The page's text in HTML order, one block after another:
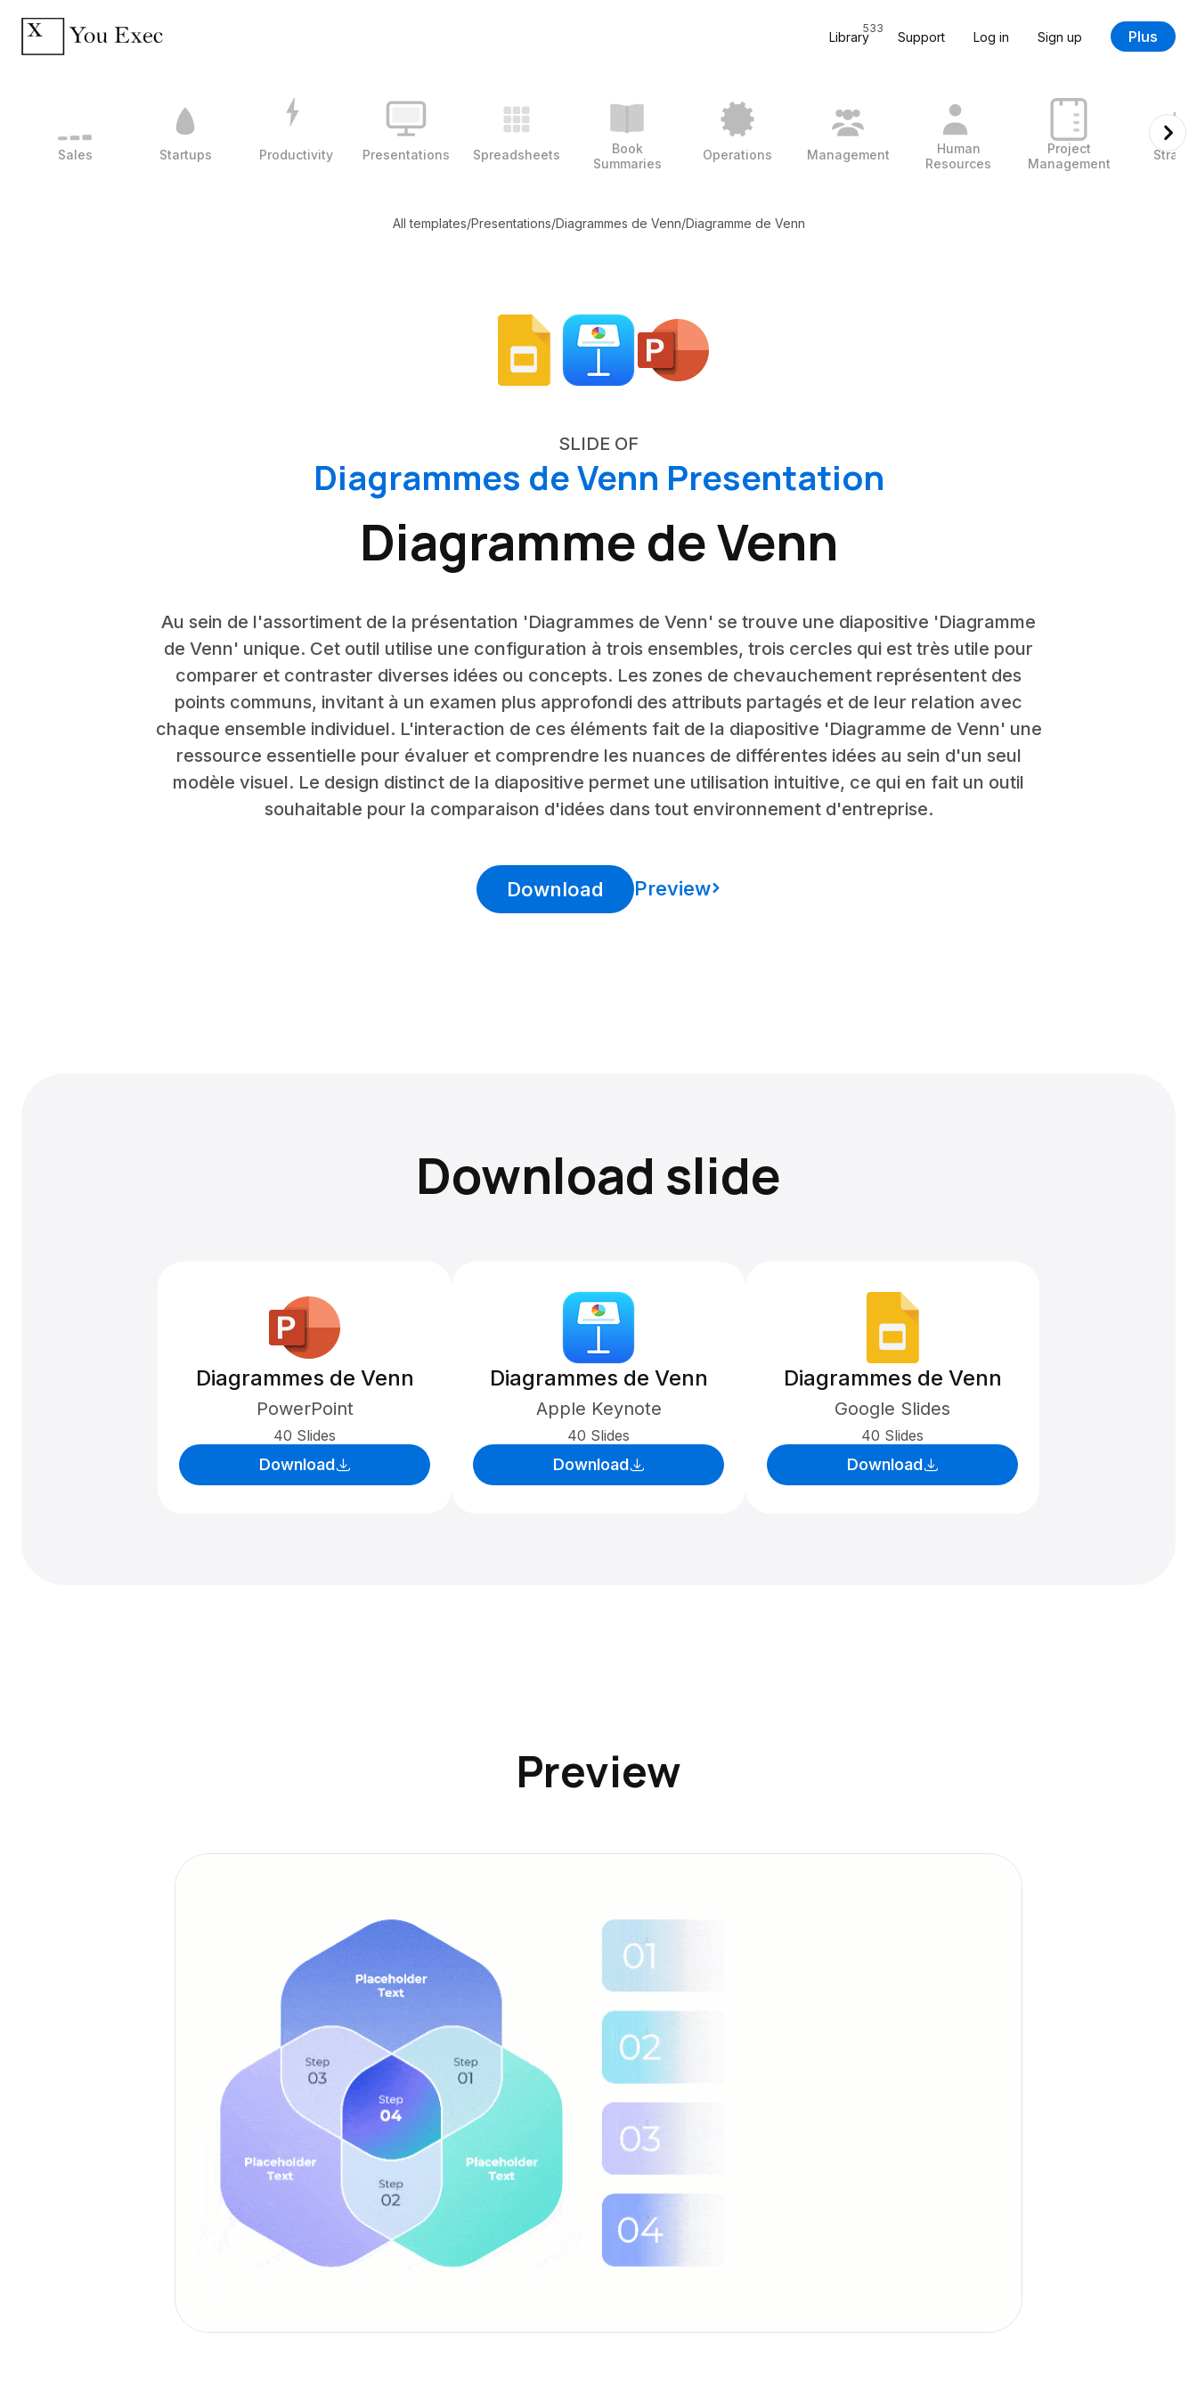
Library
533
Support Log in Sign up Plus
Sales Startups Productivity Presentations Spreadsheets
Book
Summaries
Operations Management
Human
Resources
Project
Management
All templates/Presentations/Diagrammes de Venn/Diagramme de Venn
SLIDE OF
Diagrammes de Venn Presentation
Diagramme de Venn
Au sein de l'assortiment de la présentation 'Diagrammes de Venn' se trouve une diapositive 'Diagramme
de Venn' unique. Cet outil utilise une configuration à trois ensembles, trois cercles qui est très utile pour
comparer et contraster diverses idées ou concepts. Les zones de chevauchement représentent des
points communs, invitant à un examen plus approfondi des attributs partagés et de leur relation avec
chaque ensemble individuel. L'interaction de ces éléments fait de la diapositive 'Diagramme de Venn' une
ressource essentielle pour évaluer et comprendre les nuances de différentes idées au sein d'un seul
modèle visuel. Le design distinct de la diapositive permet une utilisation intuitive, ce qui en fait un outil
souhaitable pour la comparaison d'idées dans tout environnement d'entreprise.
Download Preview
Download slide
Diagrammes de Venn
PowerPoint
40 Slides
Download
Diagrammes de Venn
Apple Keynote
40 Slides
Download
Diagrammes de Venn
Google Slides
40 Slides
Download
Preview